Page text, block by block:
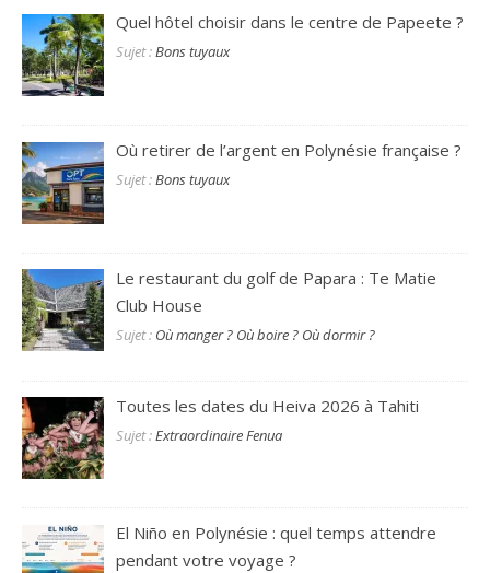
Quel hôtel choisir dans le centre de Papeete ?
Sujet :Bons tuyaux
Où retirer de l’argent en Polynésie française ?
Sujet :Bons tuyaux
Le restaurant du golf de Papara : Te Matie
Club House
Sujet : Où manger ? Où boire ? Où dormir ?
Toutes les dates du Heiva 2026 à Tahiti
Sujet :Extraordinaire Fenua
El Niño en Polynésie : quel temps attendre
pendant votre voyage ?